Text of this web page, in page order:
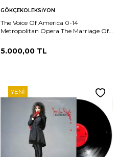
Sepete
Ekle
GÖKÇEKOLEKSIYON
The Voice Of America 0-14
Metropolitan Opera The Marriage Of
PLK26027
5.000,00 TL
YENI